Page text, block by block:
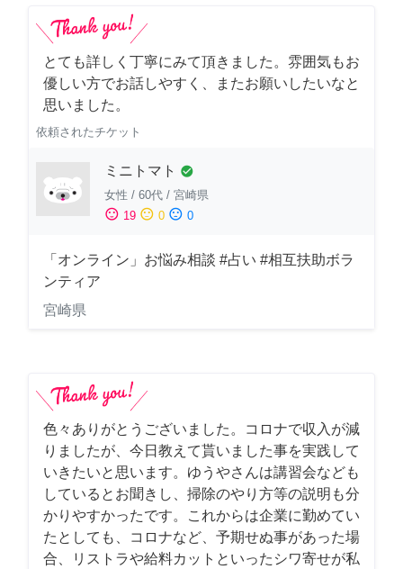
とても詳しく丁寧にみて頂きました。雰囲気もお
優しい方でお話しやすく、またお願いしたいなと
思いました。
依頼されたチケット
ミニトマト check_circle
女性 / 60代 / 宮崎県
sentiment_satisfied 19 sentiment_neutral 0 sentiment_dissatisfied 0
「オンライン」お悩み相談 #占い #相互扶助ボラ
ンティア
宮崎県
色々ありがとうございました。コロナで収入が減
りましたが、今日教えて貰いました事を実践して
いきたいと思います。ゆうやさんは講習会なども
しているとお聞きし、掃除のやり方等の説明も分
かりやすかったです。これからは企業に勤めてい
たとしても、コロナなど、予期せぬ事があった場
合、リストラや給料カットといったシワ寄せが私